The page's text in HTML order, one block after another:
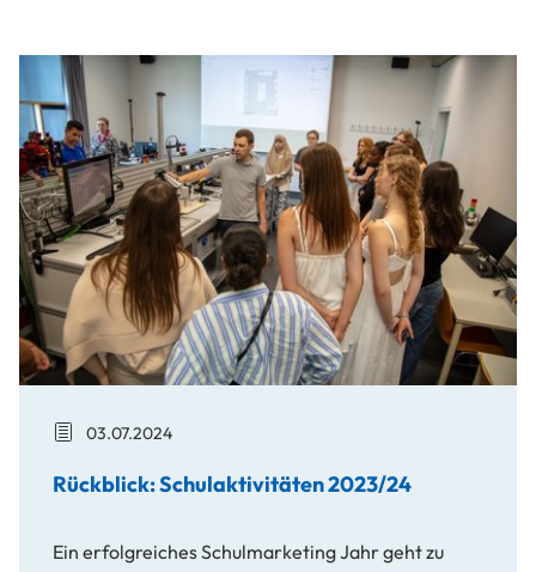
Rückblick: Schulaktivitäten 2023/24
03.07.2024
Rückblick: Schulaktivitäten 2023/24
Ein erfolgreiches Schulmarketing Jahr geht zu